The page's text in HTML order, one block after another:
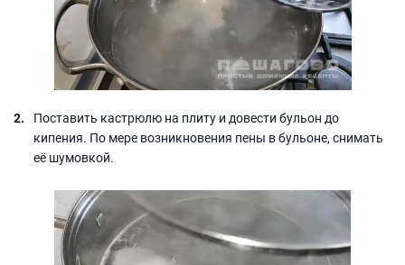
Поставить кастрюлю на плиту и довести бульон до
кипения. По мере возникновения пены в бульоне, снимать
её шумовкой.